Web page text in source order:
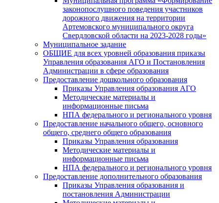
законопослушного поведения участников
дорожного движения на территории
Артемовского муниципального округа
Свердловской области на 2023-2028 годы»
Муниципальное задание
ОБЩИЕ для всех уровней образования приказы
Управления образования АГО и Постановления
Администрации в сфере образования
Предоставление дошкольного образования
Приказы Управления образования АГО
Методические материалы и
информационные письма
НПА федерального и регионального уровня
Предоставление начального общего, основного
общего, среднего общего образования
Приказы Управления образования
Методические материалы и
информационные письма
НПА федерального и регионального уровня
Предоставление дополнительного образования
Приказы Управления образования и
постановления Администрации